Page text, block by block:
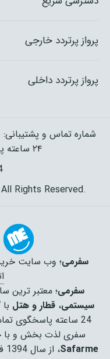
پرواز پرتردد داخلی
پرواز پرتردد خارجی
شماره تماس و پشتیبانی:
۲۴ ساعته پاسخگوی شما هستیم.
Rights Reserved.
سفرمی؛ وب سایت خرید
سفرمی؛ معتبر ترین
سیستمی،قطار و هتل
24 ساعته پاسخگوی
سفری لذت بخش و با
Safarme